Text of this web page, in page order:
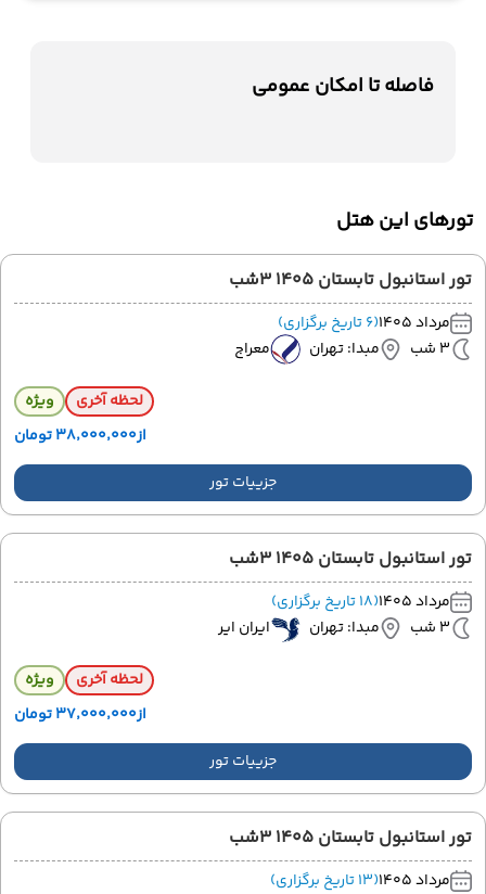
فاصله تا امکان عمومی
تورهای این هتل
تور استانبول تابستان 1405 3شب
مرداد 1405
(6 تاریخ برگزاری)
3 شب
مبدا: تهران معراج
لحظه آخری
ویژه
از۳۸٬۰۰۰٬۰۰۰ تومان
جزییات تور
تور استانبول تابستان 1405 3شب
مرداد 1405
(18 تاریخ برگزاری)
3 شب
مبدا: تهران ایران ایر
لحظه آخری
ویژه
از۳۷٬۰۰۰٬۰۰۰ تومان
جزییات تور
تور استانبول تابستان 1405 3شب
مرداد 1405
(13 تاریخ برگزاری)